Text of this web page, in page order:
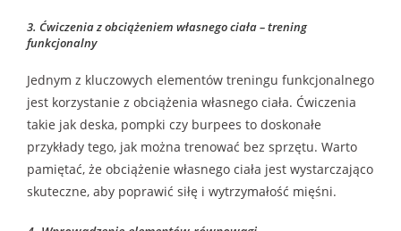
3. Ćwiczenia z obciążeniem własnego ciała – trening
funkcjonalny
Jednym z kluczowych elementów treningu funkcjonalnego
jest korzystanie z obciążenia własnego ciała. Ćwiczenia
takie jak deska, pompki czy burpees to doskonałe
przykłady tego, jak można trenować bez sprzętu. Warto
pamiętać, że obciążenie własnego ciała jest wystarczająco
skuteczne, aby poprawić siłę i wytrzymałość mięśni.